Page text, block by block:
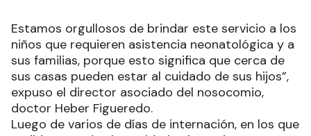
Estamos orgullosos de brindar este servicio a los
niños que requieren asistencia neonatológica y a
sus familias, porque esto significa que cerca de
sus casas pueden estar al cuidado de sus hijos”,
expuso el director asociado del nosocomio,
doctor Heber Figueredo.
Luego de varios de días de internación, en los que